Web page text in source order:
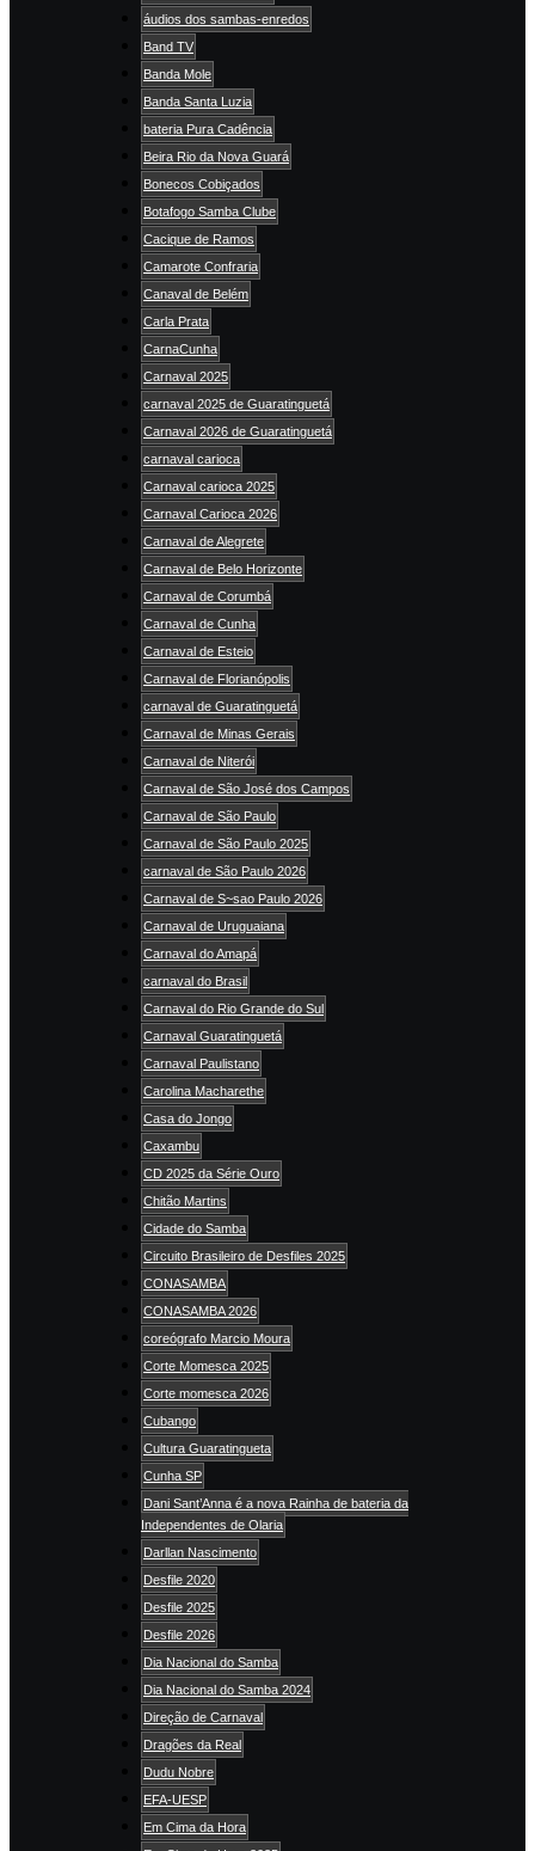
áudios dos sambas-enredos
Band TV
Banda Mole
Banda Santa Luzia
bateria Pura Cadência
Beira Rio da Nova Guará
Bonecos Cobiçados
Botafogo Samba Clube
Cacique de Ramos
Camarote Confraria
Canaval de Belém
Carla Prata
CarnaCunha
Carnaval 2025
carnaval 2025 de Guaratinguetá
Carnaval 2026 de Guaratinguetá
carnaval carioca
Carnaval carioca 2025
Carnaval Carioca 2026
Carnaval de Alegrete
Carnaval de Belo Horizonte
Carnaval de Corumbá
Carnaval de Cunha
Carnaval de Esteio
Carnaval de Florianópolis
carnaval de Guaratinguetá
Carnaval de Minas Gerais
Carnaval de Niterói
Carnaval de São José dos Campos
Carnaval de São Paulo
Carnaval de São Paulo 2025
carnaval de São Paulo 2026
Carnaval de S~sao Paulo 2026
Carnaval de Uruguaiana
Carnaval do Amapá
carnaval do Brasil
Carnaval do Rio Grande do Sul
Carnaval Guaratinguetá
Carnaval Paulistano
Carolina Macharethe
Casa do Jongo
Caxambu
CD 2025 da Série Ouro
Chitão Martins
Cidade do Samba
Circuito Brasileiro de Desfiles 2025
CONASAMBA
CONASAMBA 2026
coreógrafo Marcio Moura
Corte Momesca 2025
Corte momesca 2026
Cubango
Cultura Guaratingueta
Cunha SP
Dani Sant’Anna é a nova Rainha de bateria da
Independentes de Olaria
Darllan Nascimento
Desfile 2020
Desfile 2025
Desfile 2026
Dia Nacional do Samba
Dia Nacional do Samba 2024
Direção de Carnaval
Dragões da Real
Dudu Nobre
EFA-UESP
Em Cima da Hora